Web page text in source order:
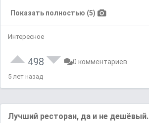
Показать полностью (5)
Интересное
498 0 комментариев
5 лет назад
Лучший ресторан, да и не дешёвый.